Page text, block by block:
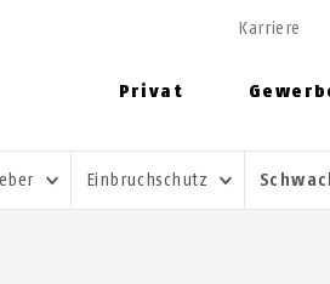
Privat
Karriere
Einbruchschutz